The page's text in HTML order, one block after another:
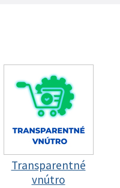
Transparentné
vnútro